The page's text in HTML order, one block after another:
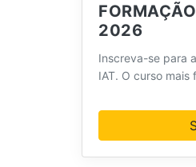
2026
Inscreva-se para
IAT. O curso mais